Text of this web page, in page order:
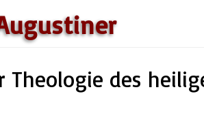
Theologie des